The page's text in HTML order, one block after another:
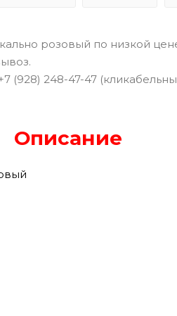
розовый по низкой
248-47-47
Описание